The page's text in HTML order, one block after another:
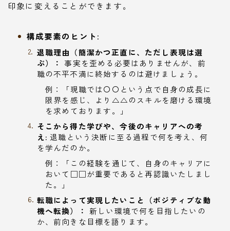
印象に変えることができます。
構成要素のヒント:
退職理由（簡潔かつ正直に、ただし表現は選
ぶ）： 事実を歪める必要はありませんが、前
職の不平不満に終始するのは避けましょう。
例：「現職では〇〇という点で自身の成長に
限界を感じ、より△△のスキルを磨ける環境
を求めております。」
そこから得た学びや、今後のキャリアへの考
え: 退職という決断に至る過程で何を考え、何
を学んだのか。
例：「この経験を通じて、自身のキャリアに
おいて□□が重要であると再認識いたしまし
た。」
転職によって実現したいこと（ポジティブな動
機へ転換）： 新しい環境で何を目指したいの
か、前向きな目標を語ります。